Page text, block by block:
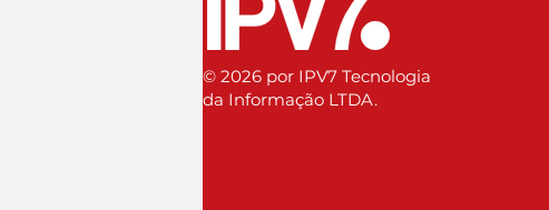
© 2026 por IPV7 Tecnologia
da Informação LTDA.